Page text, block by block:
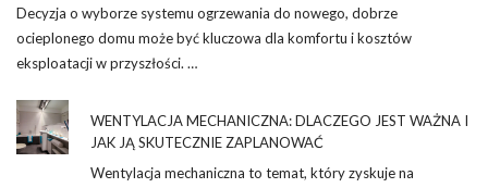
Decyzja o wyborze systemu ogrzewania do nowego, dobrze
ocieplonego domu może być kluczowa dla komfortu i kosztów
eksploatacji w przyszłości. …
WENTYLACJA MECHANICZNA: DLACZEGO JEST WAŻNA I
JAK JĄ SKUTECZNIE ZAPLANOWAĆ
Wentylacja mechaniczna to temat, który zyskuje na